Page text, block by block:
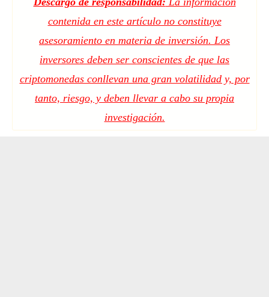
contenida en este artículo no constituye
asesoramiento en materia de inversión. Los
inversores deben ser conscientes de que las
criptomonedas conllevan una gran volatilidad y, por
tanto, riesgo, y deben llevar a cabo su propia
investigación.